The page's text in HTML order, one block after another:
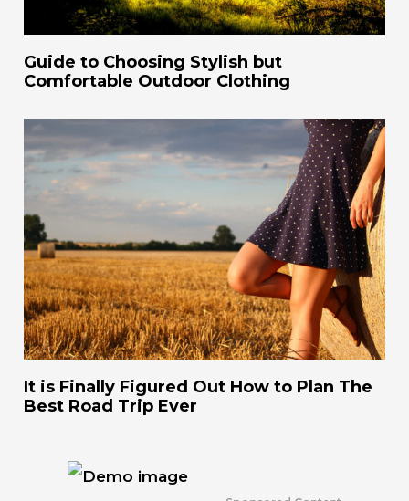
Guide to Choosing Stylish but
Comfortable Outdoor Clothing
It is Finally Figured Out How to Plan The
Best Road Trip Ever